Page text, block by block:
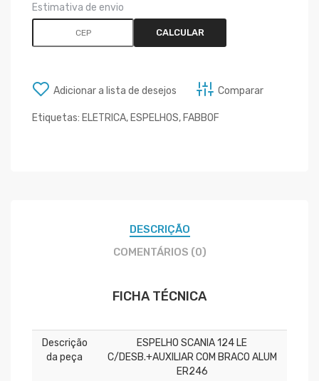
Estimativa de envio
CALCULAR
Adicionar a lista de desejos Comparar
Etiquetas: ELETRICA, ESPELHOS, FABBOF
DESCRIÇÃO
COMENTÁRIOS (0)
FICHA TÉCNICA
Descrição
da peça
ESPELHO SCANIA 124 LE
C/DESB.+AUXILIAR COM BRACO ALUM
ER246